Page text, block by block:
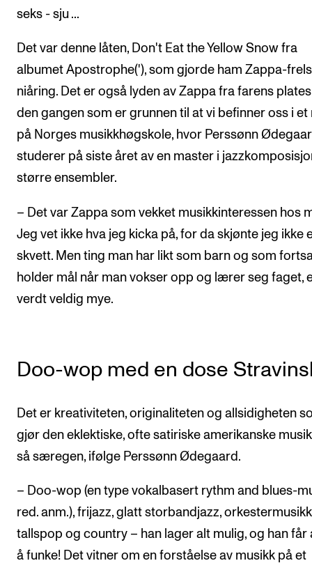
Nyheter og historier
INFO
Om Norges musikkhøgskole
Kontakt oss
Finn ansatte
seks - sju ...
Det var denne låten, Don't Eat the Yellow Snow fra
albumet Apostrophe('), som gjorde ham Zappa-
niåring. Det er også lyden av Zappa fra farens
den gangen som er grunnen til at vi befinner oss i et
på Norges musikkhøgskole, hvor Perssønn
studerer på siste året av en master i
større ensembler.
– Det var Zappa som vekket musikkinteressen hos
Jeg vet ikke hva jeg kicka på, for da skjønte jeg ikke
skvett. Men ting man har likt som barn og som
holder mål når man vokser opp og lærer seg faget,
verdt veldig mye.
Doo-wop med en dose
Det er kreativiteten, originaliteten og allsidigheten
gjør den eklektiske, ofte satiriske amerikanske
så særegen, ifølge Perssønn Ødegaard.
– Doo-wop (en type vokalbasert rythm and blues-
red. anm.), frijazz, glatt storbandjazz,
tallspop og country – han lager alt mulig, og han får
å funke! Det vitner om en forståelse av musikk på et